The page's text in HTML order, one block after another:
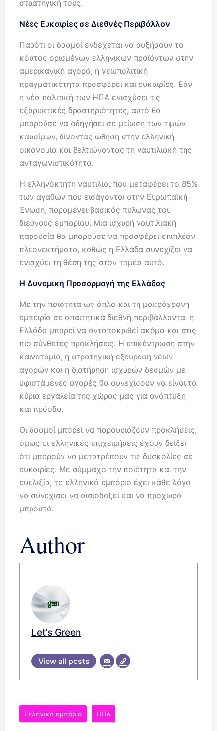
στρατηγική τους.
Νέες Ευκαιρίες σε Διεθνές Περιβάλλον
Παρότι οι δασμοί ενδέχεται να αυξήσουν το
κόστος ορισμένων ελληνικών προϊόντων στην
αμερικανική αγορά, η γεωπολιτική
πραγματικότητα προσφέρει και ευκαιρίες. Εάν
η νέα πολιτική των ΗΠΑ ενισχύσει τις
εξορυκτικές δραστηριότητες, αυτό θα
μπορούσε να οδηγήσει σε μείωση των τιμών
καυσίμων, δίνοντας ώθηση στην ελληνική
οικονομία και βελτιώνοντας τη ναυτιλιακή της
ανταγωνιστικότητα.
Η ελληνόκτητη ναυτιλία, που μεταφέρει το 85%
των αγαθών που εισάγονται στην Ευρωπαϊκή
Ένωση, παραμένει βασικός πυλώνας του
διεθνούς εμπορίου. Μια ισχυρή ναυτιλιακή
παρουσία θα μπορούσε να προσφέρει επιπλέον
πλεονεκτήματα, καθώς η Ελλάδα συνεχίζει να
ενισχύει τη θέση της στον τομέα αυτό.
Η Δυναμική Προσαρμογή της Ελλάδας
Με την ποιότητα ως όπλο και τη μακρόχρονη
εμπειρία σε απαιτητικά διεθνή περιβάλλοντα, η
Ελλάδα μπορεί να ανταποκριθεί ακόμα και στις
πιο σύνθετες προκλήσεις. Η επικέντρωση στην
καινοτομία, η στρατηγική εξεύρεση νέων
αγορών και η διατήρηση ισχυρών δεσμών με
υφιστάμενες αγορές θα συνεχίσουν να είναι τα
κύρια εργαλεία της χώρας μας για ανάπτυξη
και πρόοδο.
Οι δασμοί μπορεί να παρουσιάζουν προκλήσεις,
όμως οι ελληνικές επιχειρήσεις έχουν δείξει
ότι μπορούν να μετατρέπουν τις δυσκολίες σε
ευκαιρίες. Με σύμμαχο την ποιότητα και την
ευελιξία, το ελληνικό εμπόριο έχει κάθε λόγο
να συνεχίσει να αισιοδοξεί και να προχωρά
μπροστά.
Author
Let's Green
View all posts
Ελληνικό εμπόριο ΗΠΑ